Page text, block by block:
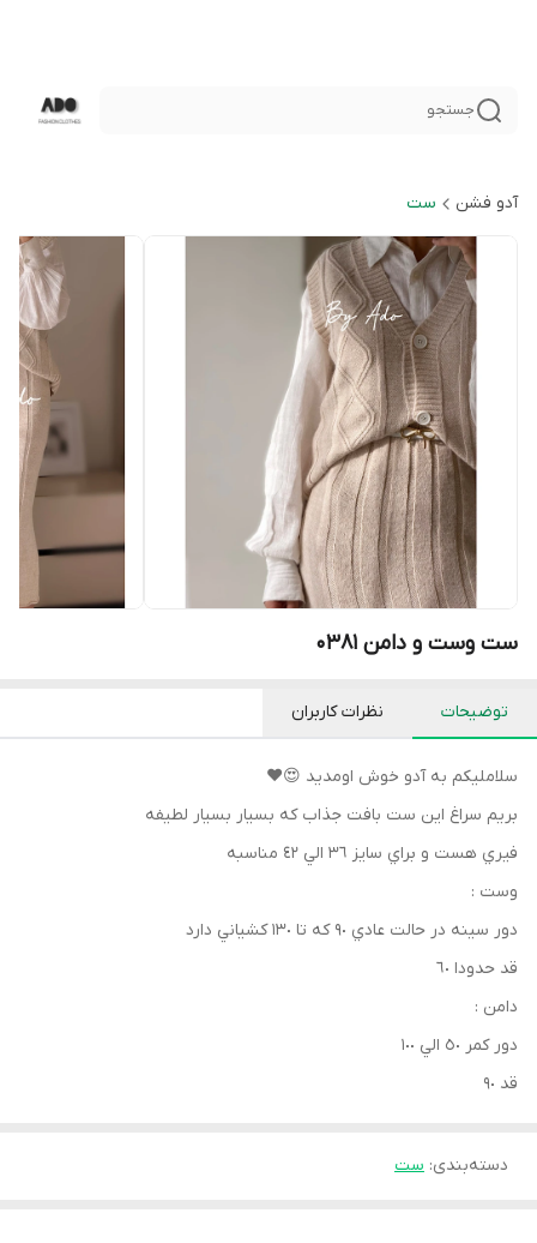
جستجو
آدو فشن ست
ست وست و دامن 0381
توضیحات نظرات کاربران
سلامليكم به آدو خوش اومديد 😍❤️
بريم سراغ اين ست بافت جذاب كه بسيار بسيار لطيفه
فيري هست و براي سايز ٣٦ الي ٤٢ مناسبه
وست :
دور سينه در حالت عادي ٩٠ كه تا ١٣٠ كشياني دارد
قد حدودا ٦٠
دامن :
دور كمر ٥٠ الي ١٠٠
قد ٩٠
دسته‌بندی: ست